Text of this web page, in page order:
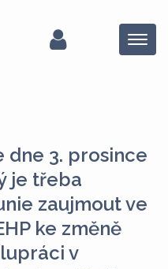
Menu
dne 3. prosince
je třeba
zaujmout ve
ke změně
v